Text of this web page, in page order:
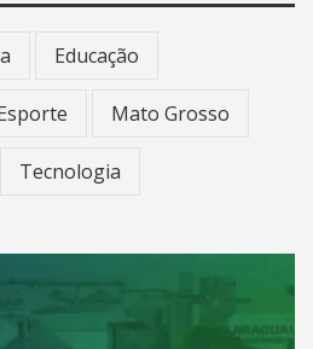
Educação
Mato Grosso
Tecnologia